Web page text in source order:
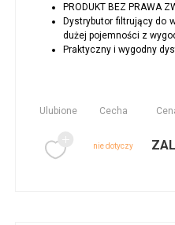
PRODUKT BEZ PRAWA
Dystrybutor filtrujący do
dużej pojemności z
Praktyczny i wygodny
Ulubione Cecha
nie dotyczy